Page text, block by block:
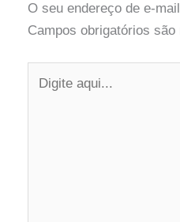
O seu endereço de e-
Campos obrigatórios
aqui...